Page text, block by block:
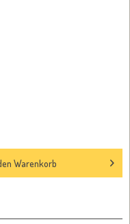
Warenkorb